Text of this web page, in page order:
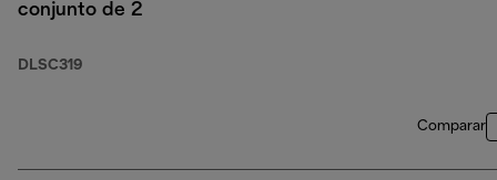
conjunto de 2
DLSC319
Comparar